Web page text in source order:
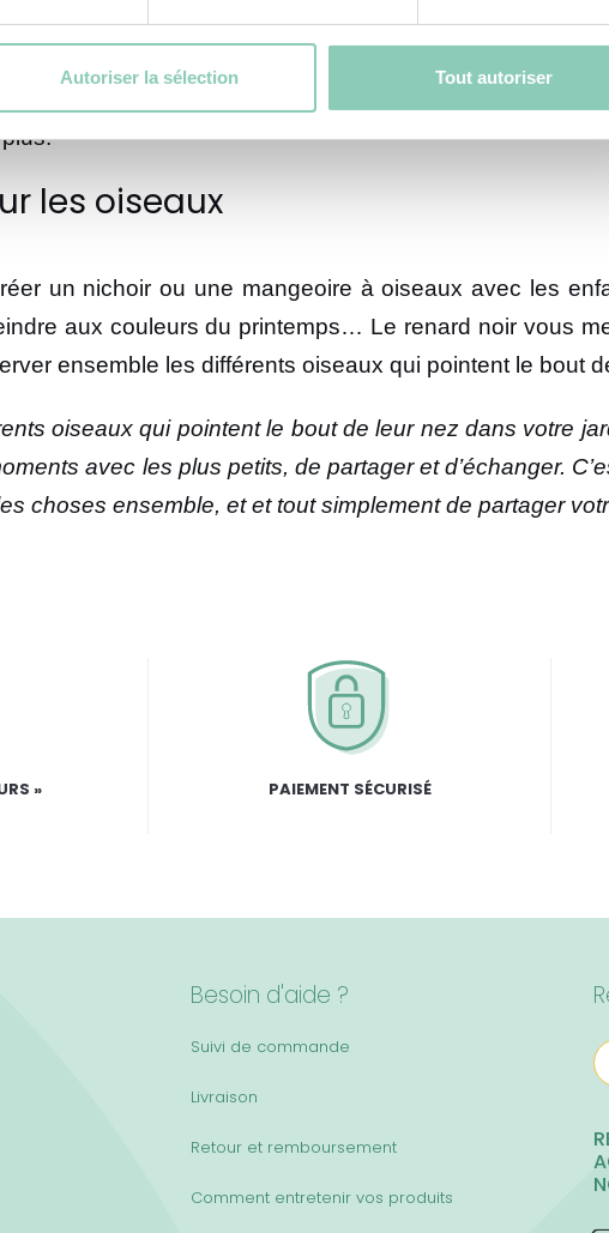
Autoriser la sélection Tout autoriser
saison où le jardin est le plus fleuri et donc très
encore de la peinture sur des pots de fleur en terre
plus.
les oiseaux
un nichoir ou une mangeoire à oiseaux avec les
aux couleurs du printemps… Le renard noir vous
ensemble les différents oiseaux qui pointent le bout
oiseaux qui pointent le bout de leur nez dans votre
avec les plus petits, de partager et d’échanger.
choses ensemble, et et tout simplement de partager
» PAIEMENT SÉCURISÉ
Besoin d'aide ?
Suivi de commande
Livraison
Retour et remboursement
Comment entretenir vos produits